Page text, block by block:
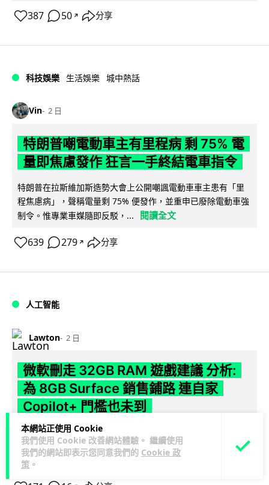
本網站正使用 Cookie
我們使用 Cookie 改善網站體驗。 繼續使用
我們的網站即表示您同意我們的 Cookie 政
策 。
387 50 ↗ 分享
科技娛樂 生活娛樂 城中熱話
Vin 2 日
特朗普嘲電動車主有里程病 剩 75% 電
量即焦慮發作 狂言一手終結電車指令
特朗普在拉斯維加斯造勢大會上公開嘲諷電動車車主患有「里
程焦慮病」，聲稱電量剩 75% 便發作，並重申已廢除電動車強
制令。惟專業車媒隨即反駁，...
閱讀全文
639 279 ↗ 分享
人工智能
Lawton 2 日
微軟刪走 32GB RAM 遊戲建議 分析:
為 8GB Surface 銷售鋪路 連自家
Copilot+ 門檻也未到
Microsoft 被發現靜靜刪除官方網站上，對遊戲玩家要為電腦配
置 32GB RAM 的建議。分析指微軟同時新推出的 8GB RAM 入
門... 閱讀全文